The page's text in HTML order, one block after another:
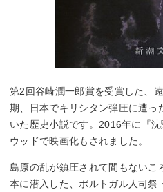
第2回谷崎潤一郎賞を受賞した、
期、日本でキリシタン弾圧に遭っ
いた歴史小説です。2016年に『
ウッドで映画化もされました。
島原の乱が鎮圧されて間もないこ
本に潜入した、ポルトガル人司祭